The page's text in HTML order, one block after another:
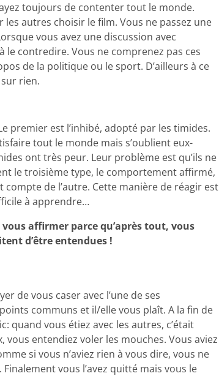
toujours de contenter tout le monde.
autres choisir le film. Vous ne passez une
vous avez une discussion avec
le contredire. Vous ne comprenez pas ces
de la politique ou le sport. D’ailleurs à ce
rien.
premier est l’inhibé, adopté par les timides.
tout le monde mais s’oublient eux-
ont très peur. Leur problème est qu’ils ne
le troisième type, le comportement affirmé,
de l’autre. Cette manière de réagir est
à apprendre…
affirmer parce qu’après tout, vous
d’être entendues !
de vous caser avec l’une de ses
communs et il/elle vous plaît. A la fin de
quand vous étiez avec les autres, c’était
entendiez voler les mouches. Vous aviez
si vous n’aviez rien à vous dire, vous ne
vous l’avez quitté mais vous le